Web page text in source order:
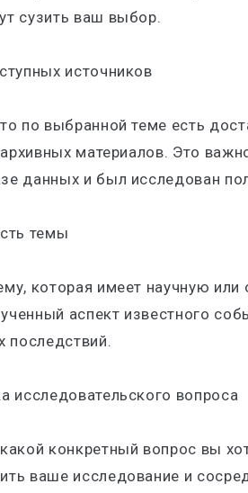
сузить ваш выбор.
источников
по выбранной теме есть
архивных материалов. Это
данных и был исследован
темы
которая имеет научную
аспект известного
последствий.
исследовательского вопроса
конкретный вопрос вы
ваше исследование и